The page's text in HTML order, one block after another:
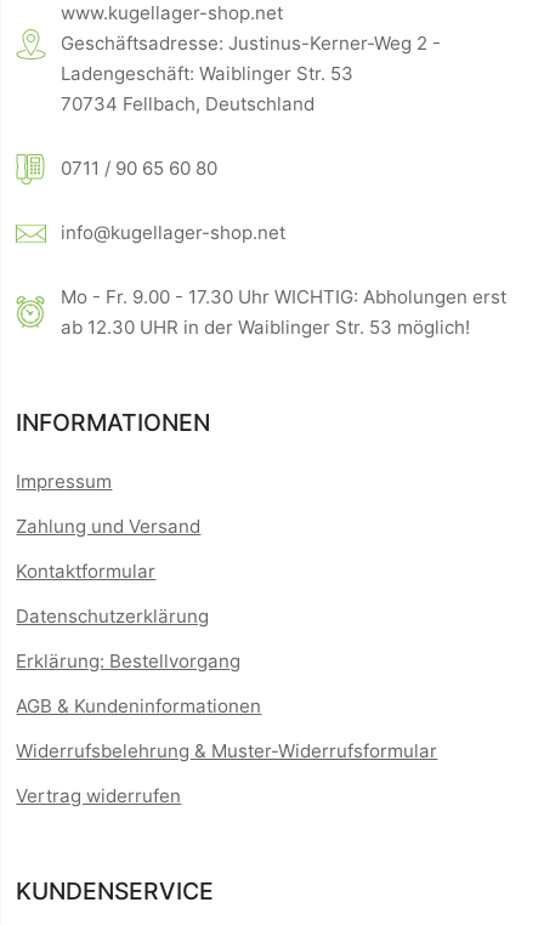
www.kugellager-shop.net
Geschäftsadresse: Justinus-Kerner-Weg 2 -
Ladengeschäft: Waiblinger Str. 53
70734 Fellbach, Deutschland
0711 / 90 65 60 80
info@kugellager-shop.net
Mo - Fr. 9.00 - 17.30 Uhr WICHTIG: Abholungen erst
ab 12.30 UHR in der Waiblinger Str. 53 möglich!
INFORMATIONEN
Impressum
Zahlung und Versand
Kontaktformular
Datenschutzerklärung
Erklärung: Bestellvorgang
AGB & Kundeninformationen
Widerrufsbelehrung & Muster-Widerrufsformular
Vertrag widerrufen
KUNDENSERVICE